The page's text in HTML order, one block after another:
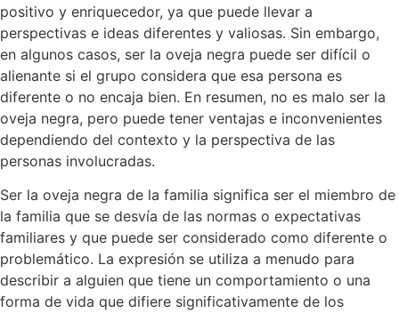
positivo y enriquecedor, ya que puede llevar a
perspectivas e ideas diferentes y valiosas. Sin embargo,
en algunos casos, ser la oveja negra puede ser difícil o
alienante si el grupo considera que esa persona es
diferente o no encaja bien. En resumen, no es malo ser la
oveja negra, pero puede tener ventajas e inconvenientes
dependiendo del contexto y la perspectiva de las
personas involucradas.
Ser la oveja negra de la familia significa ser el miembro de
la familia que se desvía de las normas o expectativas
familiares y que puede ser considerado como diferente o
problemático. La expresión se utiliza a menudo para
describir a alguien que tiene un comportamiento o una
forma de vida que difiere significativamente de los